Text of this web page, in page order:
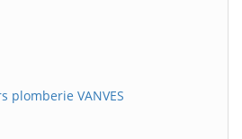
plomberie VANVES